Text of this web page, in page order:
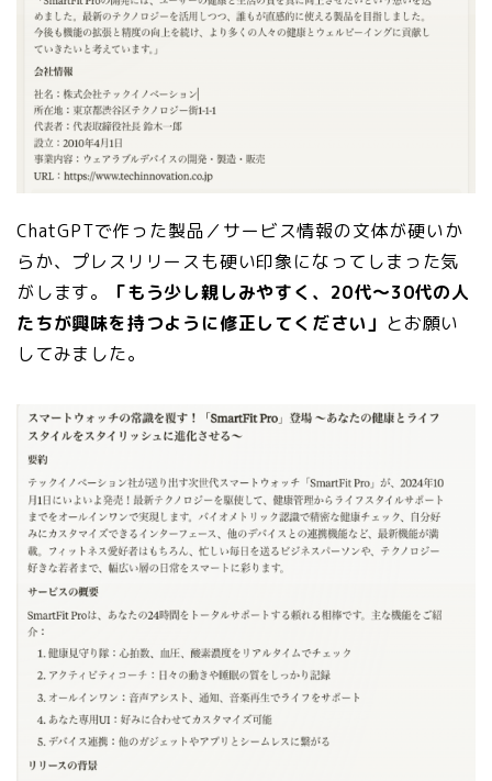
ChatGPTで作った製品／サービス情報の文体が硬いか
らか、プレスリリースも硬い印象になってしまった気
がします。
「もう少し親しみやすく、20代〜30代の人
たちが興味を持つように修正してください」 とお願い
してみました。